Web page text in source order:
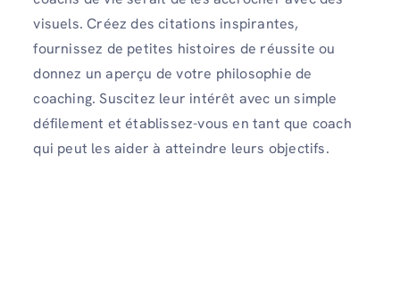
visuels. Créez des citations inspirantes,
fournissez de petites histoires de réussite ou
donnez un aperçu de votre philosophie de
coaching. Suscitez leur intérêt avec un simple
défilement et établissez-vous en tant que coach
qui peut les aider à atteindre leurs objectifs.